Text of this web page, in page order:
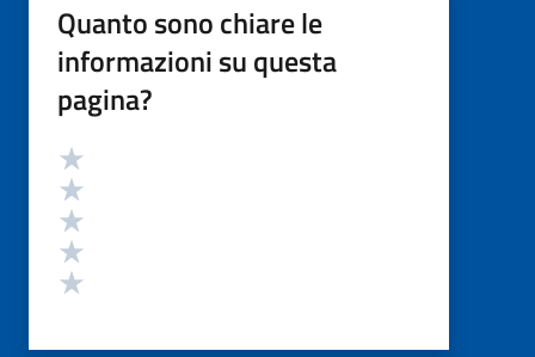
Quanto sono chiare le
informazioni su questa
pagina?
Valutazione